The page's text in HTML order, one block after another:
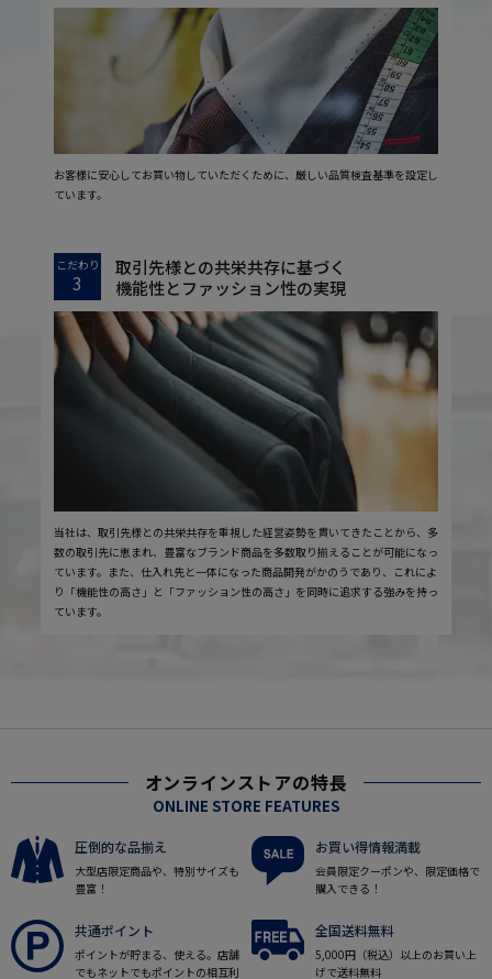
お客様に安心してお買い物していただくために、厳しい品質検査基準を設定し
ています。
こだわり
3
取引先様との共栄共存に基づく
機能性とファッション性の実現
当社は、取引先様との共栄共存を重視した経営姿勢を貫いてきたことから、多
数の取引先に恵まれ、豊富なブランド商品を多数取り揃えることが可能になっ
ています。また、仕入れ先と一体になった商品開発がかのうであり、これによ
り「機能性の高さ」と「ファッション性の高さ」を同時に追求する強みを持っ
ています。
オンラインストアの特長
ONLINE STORE FEATURES
圧倒的な品揃え
大型店限定商品や、特別サイズも
豊富！
お買い得情報満載
会員限定クーポンや、限定価格で
購入できる！
共通ポイント
ポイントが貯まる、使える。店舗
でもネットでもポイントの相互利
全国送料無料
5,000円（税込）以上のお買い上
げで送料無料